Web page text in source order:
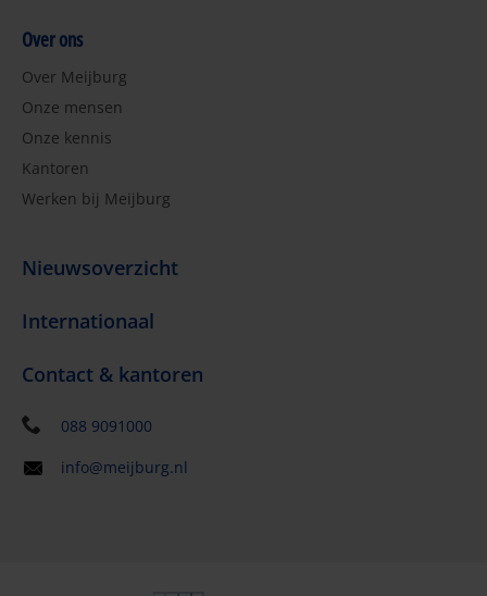
Over ons
Over Meijburg
Onze mensen
Onze kennis
Kantoren
Werken bij Meijburg
Nieuwsoverzicht
Internationaal
Contact & kantoren
088 9091000
info@meijburg.nl